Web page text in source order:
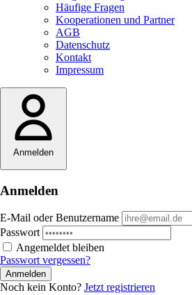
Häufige Fragen
Kooperationen und Partner
AGB
Datenschutz
Kontakt
Impressum
Anmelden
Anmelden
E-Mail oder Benutzername
Passwort
Angemeldet bleiben
Passwort vergessen?
Anmelden
Noch kein Konto? Jetzt registrieren